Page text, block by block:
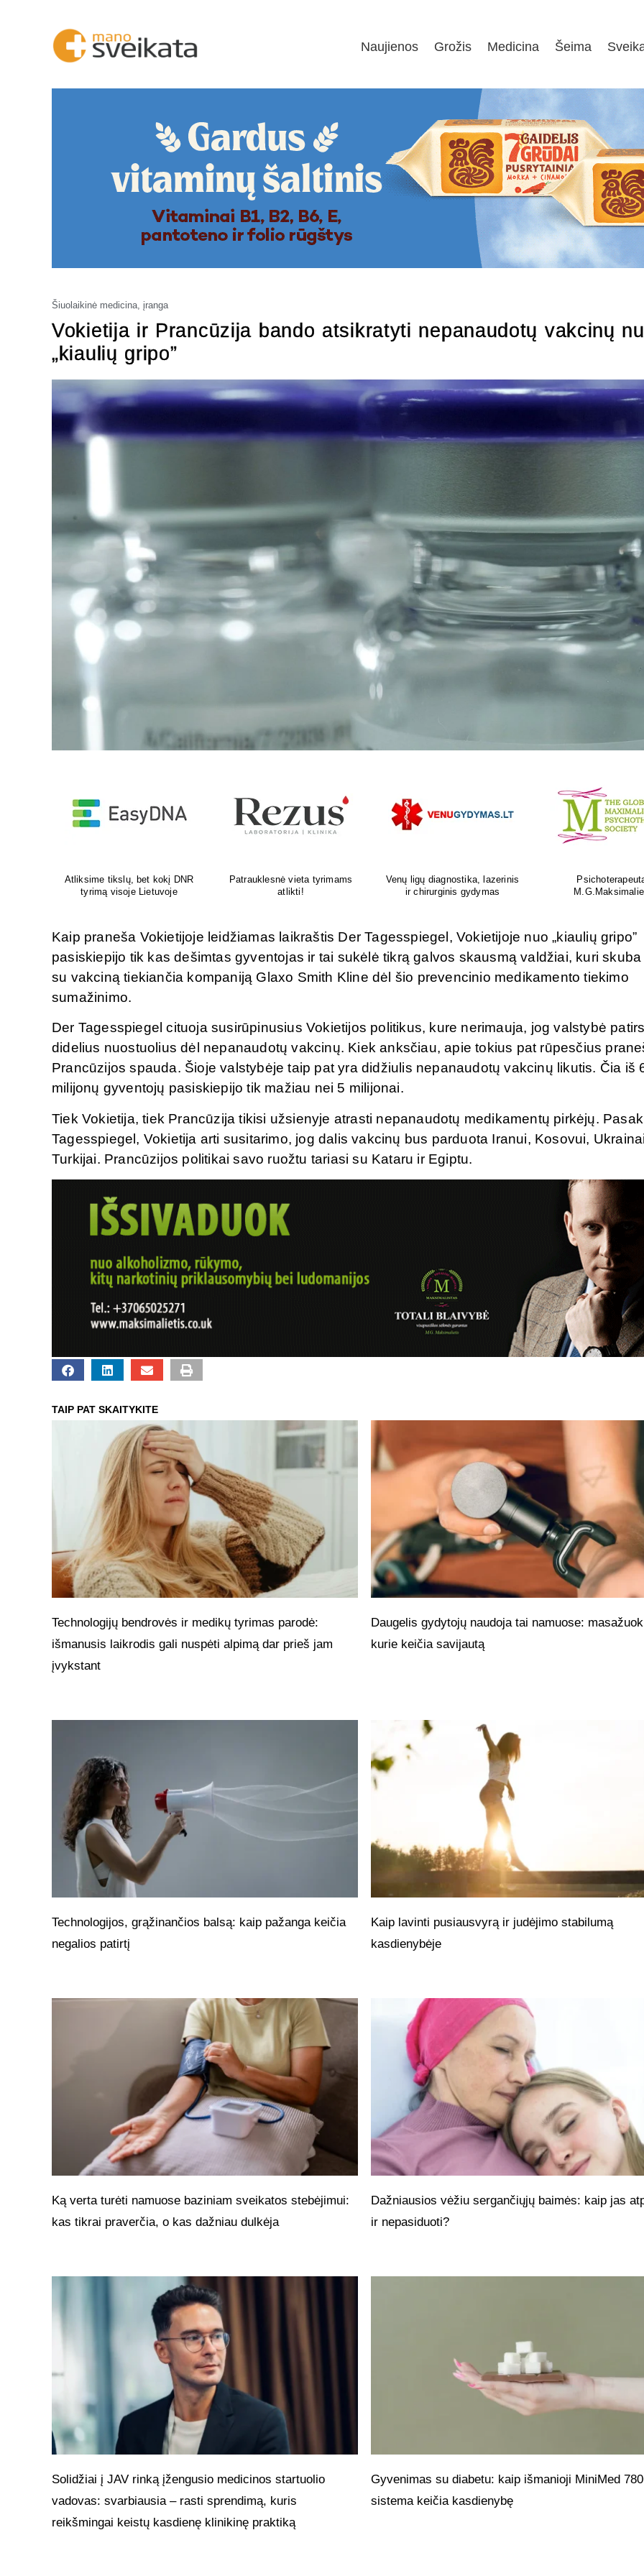
Naujienos Grožis Medicina Šeima
Šiuolaikinė medicina, įranga
Vokietija ir Prancūzija bando atsikratyti nepanaudotų vakcinų
„kiaulių gripo”
Venų ligų diagnostika, lazerinis
ir chirurginis gydymas
Psichoterapeutas
M.G.Maksimalietis
Ortopedijos priemonių gamyba ir
individualus pritaikymas
Atliksime tikslų, bet
tyrimą visoje
Kaip praneša Vokietijoje leidžiamas laikraštis Der Tagesspiegel, Vokietijoje nuo „kiaulių gripo”
pasiskiepijo tik kas dešimtas gyventojas ir tai sukėlė tikrą galvos skausmą valdžiai, kuri skuba
su vakciną tiekiančia kompaniją Glaxo Smith Kline dėl šio prevencinio medikamento tiekimo
sumažinimo.
Der Tagesspiegel cituoja susirūpinusius Vokietijos politikus, kure nerimauja, jog valstybė
didelius nuostuolius dėl nepanaudotų vakcinų. Kiek anksčiau, apie tokius pat rūpesčius
Prancūzijos spauda. Šioje valstybėje taip pat yra didžiulis nepanaudotų vakcinų likutis. Čia iš
milijonų gyventojų pasiskiepijo tik mažiau nei 5 milijonai.
Tiek Vokietija, tiek Prancūzija tikisi užsienyje atrasti nepanaudotų medikamentų pirkėjų.
Tagesspiegel, Vokietija arti susitarimo, jog dalis vakcinų bus parduota Iranui, Kosovui,
Turkijai. Prancūzijos politikai savo ruožtu tariasi su Kataru ir Egiptu.
TAIP PAT SKAITYKITE
Technologijų bendrovės ir medikų tyrimas parodė:
išmanusis laikrodis gali nuspėti alpimą dar prieš jam
įvykstant
Daugelis gydytojų naudoja tai namuose:
kurie keičia savijautą
Technologijos, grąžinančios balsą: kaip pažanga keičia
negalios patirtį
Kaip lavinti pusiausvyrą ir judėjimo stabilumą
kasdienybėje
Ką verta turėti namuose baziniam sveikatos stebėjimui:
kas tikrai praverčia, o kas dažniau dulkėja
Dažniausios vėžiu sergančiųjų baimės: kaip jas
ir nepasiduoti?
Solidžiai į JAV rinką įžengusio medicinos startuolio
vadovas: svarbiausia – rasti sprendimą, kuris
reikšmingai keistų kasdienę klinikinę praktiką
Gyvenimas su diabetu: kaip išmanioji MiniMed
sistema keičia kasdienybę